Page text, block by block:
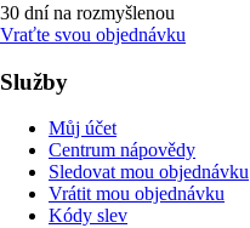
30 dní na rozmyšlenou
Vraťte svou objednávku
Služby
Můj účet
Centrum nápovědy
Sledovat mou objednávku
Vrátit mou objednávku
Kódy slev